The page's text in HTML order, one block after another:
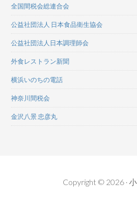
全国間税会総連合会
公益社団法人 日本食品衛生協会
公益社団法人日本調理師会
外食レストラン新聞
横浜いのちの電話
神奈川間税会
金沢八景 忠彦丸
Copyright © 2026 ·